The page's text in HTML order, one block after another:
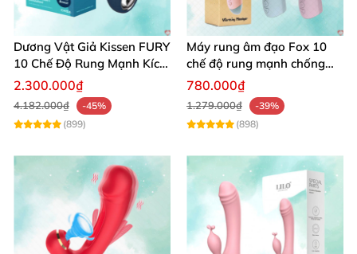
Dương Vật Giả Kissen FURY
10 Chế Độ Rung Mạnh Kích
Thích
2.300.000₫
4.182.000₫
-45%
(899)
Máy rung âm đạo Fox 10
chế độ rung mạnh chống
nước sạc pin tiện lợi
780.000₫
1.279.000₫
-39%
(898)